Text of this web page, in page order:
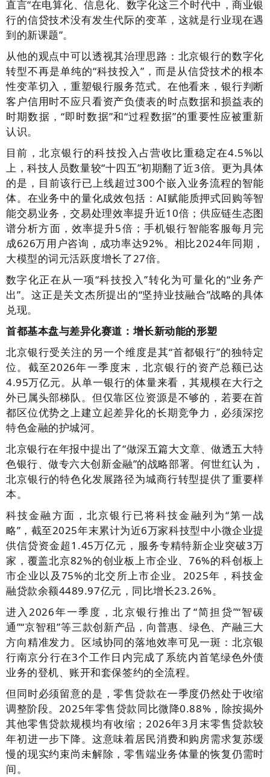
直言“在电算化、信息化、数字化这三个时代中，商业银
行的信贷技术没有发生代际的变革，这就是行业现在遇
到的新课题”。
从他的观点中可以透视其治理思路：北京银行的数字化
转型不再是单纯的“科技投入”，而是从信贷技术的根本
性变革切入，重塑银行服务范式。在他看来，银行判断
客户信用时不应只看资产负债表的时点数据和损益表的
时期数据，“即时数据”和“过程数据”的重要性应被重新
认识。
目前，北京银行的科技投入占营收比重稳定在4.5%以
上，科技人员数量较“十四五”初期翻了近3倍。更为具体
的是，目前该行已上线超过300个嵌入业务流程的智能
体。在业务中的量化成效包括：AI赋能质押式回购等智
能交易业务，交易处理效率提升近10倍；供应链生态图
谱分析方面，效率提升5倍；手机银行智能客服每月完
成626万用户咨询，成功率达92%。相比2024年同期，
大模型的词元活跃度增长了27倍。
数字化正在从一项“科技投入”转化为可量化的“业务产
出”。这正是关文杰所提出的“坚持业技融合”战略的具体
兑现。
首都基本盘与差异化赛道：增长新动能的形塑
北京银行受关注的另一个维度是其“首都银行”的独特定
位。截至2026年一季度末，北京银行的资产总额已达
4.95万亿元。从单一银行的体量来看，其规模在大行之
外已属头部梯队。但仅靠区位资源是不够的，若要在首
都区位优势之上建立起差异化的长期竞争力，必须深挖
特色金融的护城河。
北京银行在年报中提出了“做深五篇大文章、做透五大特
色银行、做专六大创新金融”的战略部署。何世红认为，
北京银行的特色化发展路径为城商行转型提供了重要样
本。
科技金融方面，北京银行已将科技金融列为“第一战
略”，截至2025年末累计为近6万家科技型中小微企业提
供信贷资金超1.45万亿元，服务专精特新企业突破3万
家，覆盖北京82%的创业板上市企业、76%的科创板上
市企业以及75%的北交所上市企业。2025年，科技金
融贷款余额4489.97亿元，同比增长23.26%。
进入2026年一季度，北京银行推出了“简担贷”“智碳
通”“京智租”等三款创新产品，向普惠、绿色、产融三大
方向精准发力。区域协同的落地效率可见一斑：北京银
行南京分行在3个工作日内完成了系统内首笔绿色外债
业务的登机、账开和套保签约的全流程。
但同时必须留意的是，零售贷款在一季度仍然处于收缩
调整阶段。2025年零售贷款同比微降0.88%，除按揭外
其他零售贷款规模均有收缩；2026年3月末零售贷款较
年初进一步下降。这意味着居民消费和购房需求复苏缓
慢的现实约束尚未解除，零售端业务体量的恢复仍需时
间。